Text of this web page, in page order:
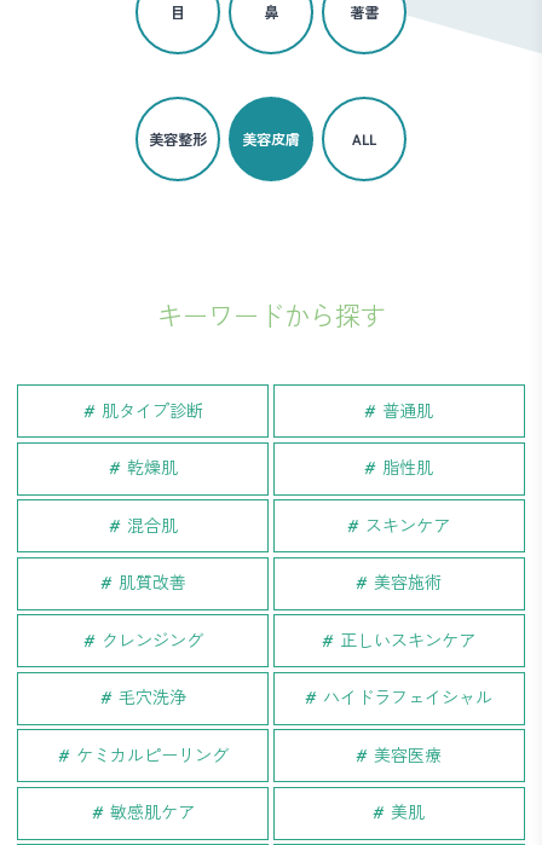
目 鼻 著書
美容整形 美容皮膚 ALL
キーワードから探す
肌タイプ診断 普通肌
乾燥肌 脂性肌
混合肌 スキンケア
肌質改善 美容施術
クレンジング 正しいスキンケア
毛穴洗浄 ハイドラフェイシャル
ケミカルピーリング 美容医療
敏感肌ケア 美肌